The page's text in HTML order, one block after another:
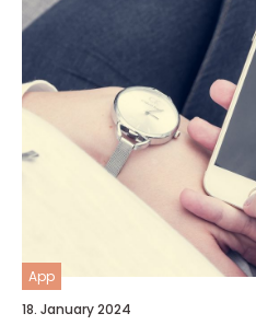
App
18. January 2024